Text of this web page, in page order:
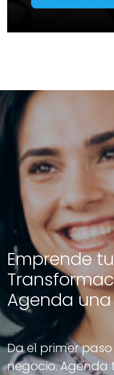
Emprende tu
Agenda
Da el primer
negocio.